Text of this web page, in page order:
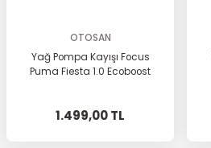
OTOSAN
Yağ Pompa Kayışı Focus
Puma Fiesta 1.0 Ecoboost
1.499,00 TL